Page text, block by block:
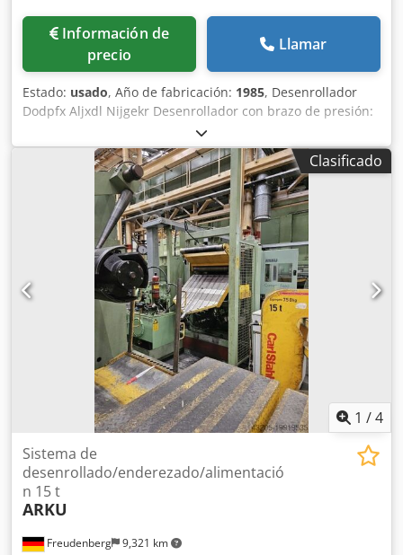
Información de
precio
Llamar
Estado: usado, Año de fabricación: 1985, Desenrollador
Dodpfx Aljxdl Nijgekr Desenrollador con brazo de presión:
1,5 t Ancho de banda: 350 mm Diámetro exterior del rollo:
1.200 mm Rango de expansión: 370 - 430 mm Velocidad: 0
- 20 m/min Enderezadora Ancho de paso de la banda: 250
mm Cantidad de rodillos enderezadores: 9 uds. Diámetro
de los rodillos enderezadores: 30 mm Espesor de la banda:
0,5 - 6 mm Sección transversal de la banda: 1.200 mm
Velocidad de paso: 20 m/min Potencia necesaria: 18 kW
Equipamiento estándar - Rodillo de presión neumático -
Freno de disco manual
Clasificado
1 /4
Freudenberg 9,321 km
Sistema de
desenrollado/enderezado/alimentació
n 15 t
ARKU